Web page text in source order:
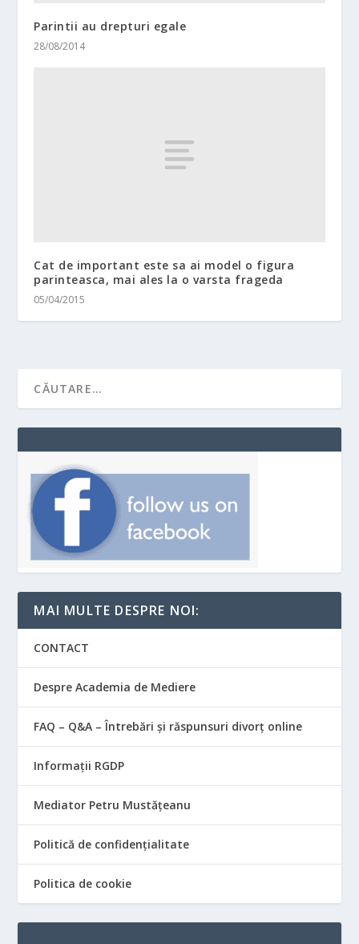
Parintii au drepturi egale
28/08/2014
Cat de important este sa ai model o figura
parinteasca, mai ales la o varsta frageda
05/04/2015
MAI MULTE DESPRE NOI:
CONTACT
Despre Academia de Mediere
FAQ – Q&A – Întrebări și răspunsuri divorț online
Informații RGDP
Mediator Petru Mustățeanu
Politică de confidențialitate
Politica de cookie